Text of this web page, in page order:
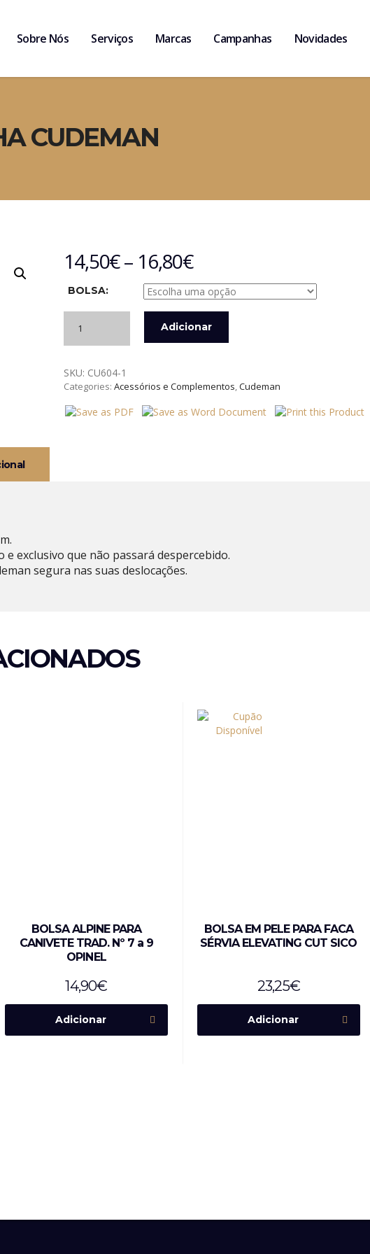
Sobre Nós Serviços Marcas Campanhas Novidades
CUDEMAN
14,50€– 16,80€
BOLSA:
BOLSA
CUDEMAN
Adicionar
SKU: CU604-1
Categories: Acessórios e Complementos,Cudeman
e exclusivo que não passará despercebido.
segura nas suas deslocações.
BOLSA ALPINE PARA
CANIVETE TRAD. Nº 7 a 9
OPINEL
14,90€
Adicionar
BOLSA EM PELE PARA FACA
SÉRVIA ELEVATING CUT SICO
23,25€
Adicionar